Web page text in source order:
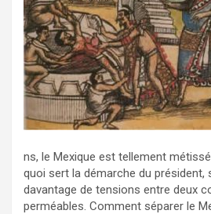
ns, le Mexique est tellement
quoi sert la démarche du président,
davantage de tensions entre deux
perméables. Comment séparer le